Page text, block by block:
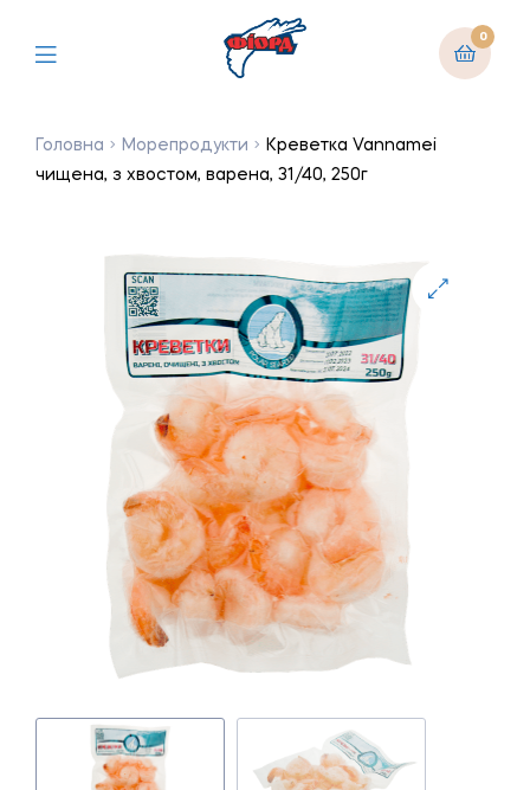
0
Головна Морепродукти
Креветка Vannamei
чищена, з хвостом, варена, 31/40, 250г